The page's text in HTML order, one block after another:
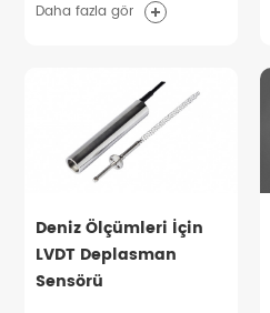
Daha fazla gör
Deniz Ölçümleri İçin
LVDT Deplasman
Sensörü